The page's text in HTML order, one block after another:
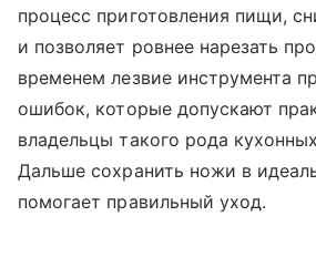
процесс приготовления пищи,
и позволяет ровнее нарезать
временем лезвие инструмента
ошибок, которые допускают
владельцы такого рода
Дальше сохранить ножи в
помогает правильный уход.